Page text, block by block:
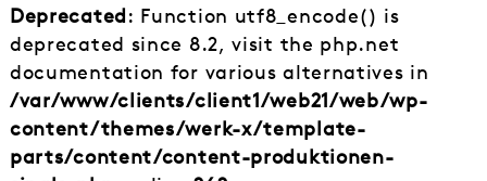
Deprecated: Function utf8_encode() is
deprecated since 8.2, visit the php.net
documentation for various alternatives in
/var/www/clients/client1/web21/web/wp-
content/themes/werk-x/template-
parts/content/content-produktionen-